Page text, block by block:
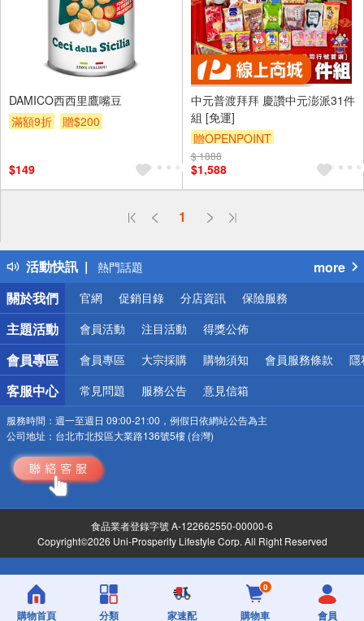
DAMICO西西里鷹嘴豆
滿額9折
贈$200
$149
中元普渡拜拜 慶讚中元澎派31件
組 [免運]
贈OPENPOINT
$ 1888
$1,588
1
活動快訊
偏遠地區配送
得獎公告
熱門話題
銀行優惠
偏遠地區配送
詐騙網頁！請小心！
more
關於我們
官網 促銷目錄 分店資訊 保險服務
主題活動 會員活動 注目活動 得獎公佈
會員專區 會員專區 大宗採購 購物須知 會員服務條款 隱
客服中心 常見問題 服務公告 意見信箱
服務時間： 週一至週日 09:00-21:00，例假日依網站公告為主
公司地址： 台北市北投區大業路136號5樓 (台灣)
食品業者登錄字號 A-122662550-00000-6
Copyright©2026 Uni-Prosperity Lifestyle Corp. All Right Reserved
購物首頁 分類 家速配
0
購物車 會員